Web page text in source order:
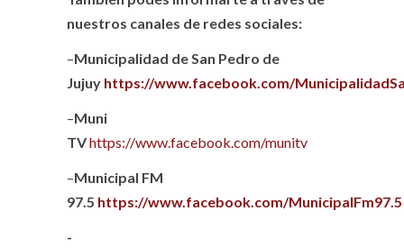
nuestros canales de redes sociales:
–Municipalidad de San Pedro de
Jujuy https://www.facebook.com/
–Muni
TVhttps://www.facebook.com/munitv
–Municipal FM
97.5 https://www.facebook.com/MunicipalFm97.5
-